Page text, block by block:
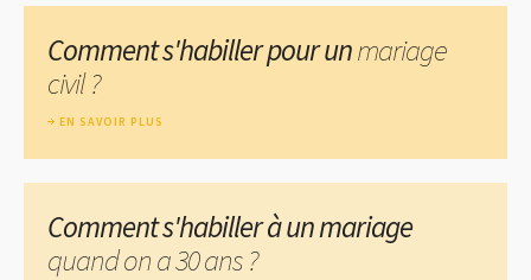
Comment s'habiller pour unmariage
civil ?
EN SAVOIR PLUS
Comment s'habiller à un mariage
quand on a 30 ans ?